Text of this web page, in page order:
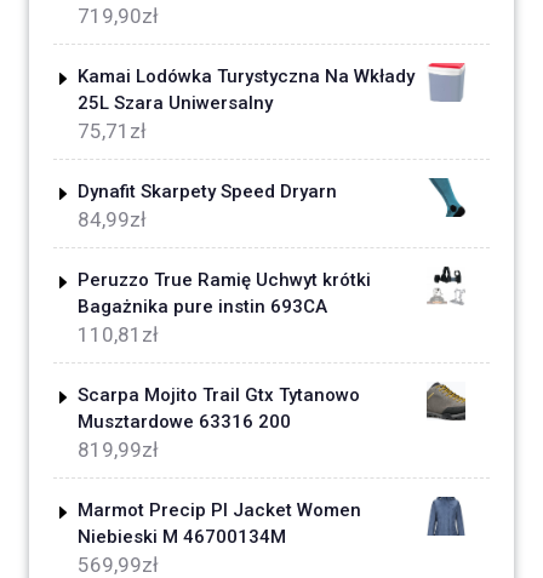
719,90zł
Kamai Lodówka Turystyczna Na Wkłady
25L Szara Uniwersalny
75,71 zł
Dynafit Skarpety Speed Dryarn
84,99zł
Peruzzo True Ramię Uchwyt krótki
Bagażnika pure instin 693CA
110,81 zł
Scarpa Mojito Trail Gtx Tytanowo
Musztardowe 63316 200
819,99zł
Marmot Precip Pl Jacket Women
Niebieski M 46700134M
569,99zł